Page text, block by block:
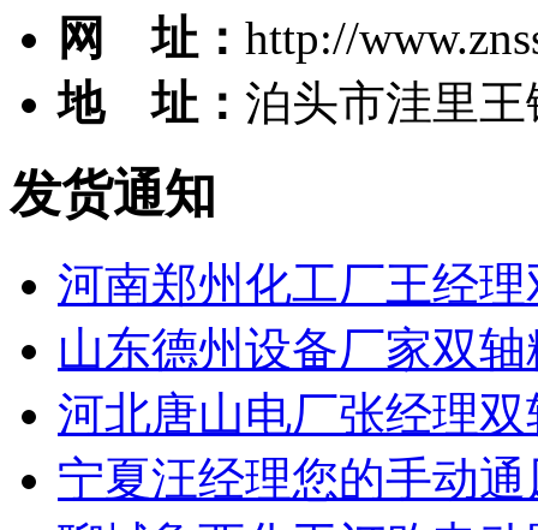
网 址： http://
地 址： 泊头市洼里
发货通知
河南郑州化工厂王经
山东德州设备厂家双
河北唐山电厂张经理
宁夏汪经理您的手动